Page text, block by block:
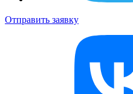
Отправить заявку